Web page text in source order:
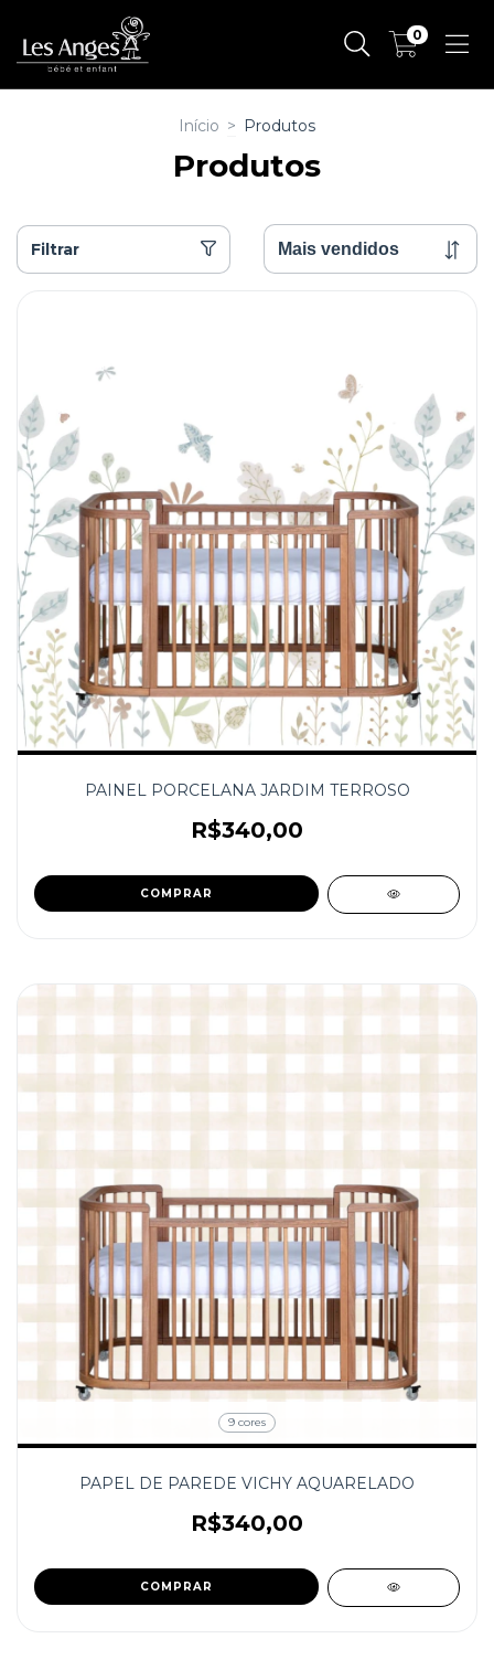
0
Início > Produtos
Produtos
Filtrar
PAINEL PORCELANA JARDIM TERROSO
R$340,00
COMPRAR
9 cores
PAPEL DE PAREDE VICHY AQUARELADO
R$340,00
COMPRAR